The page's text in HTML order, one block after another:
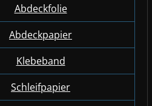
Abdeckfolie
Abdeckpapier
Klebeband
Schleifpapier